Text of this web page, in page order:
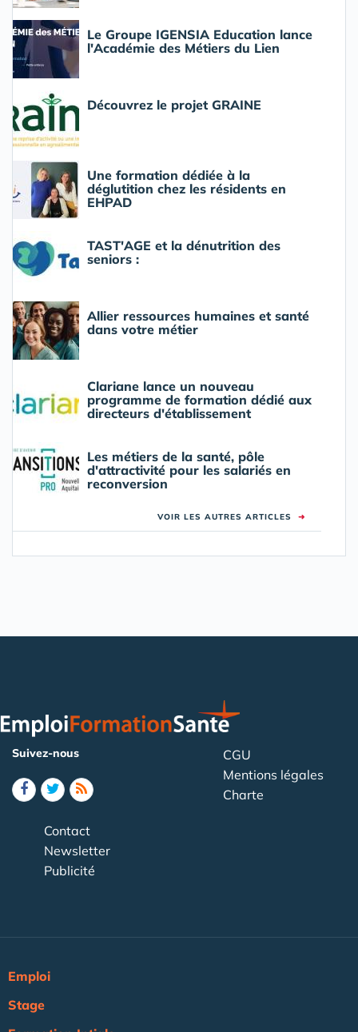
Le Groupe IGENSIA Education lance
l'Académie des Métiers du Lien
Découvrez le projet GRAINE
Une formation dédiée à la
déglutition chez les résidents en
EHPAD
TAST'AGE et la dénutrition des
seniors :
Allier ressources humaines et santé
dans votre métier
Clariane lance un nouveau
programme de formation dédié aux
directeurs d'établissement
Les métiers de la santé, pôle
d'attractivité pour les salariés en
reconversion
VOIR LES AUTRES ARTICLES ➜
Suivez-nous
CGU
Mentions légales
Charte
Contact
Newsletter
Publicité
Emploi
Stage